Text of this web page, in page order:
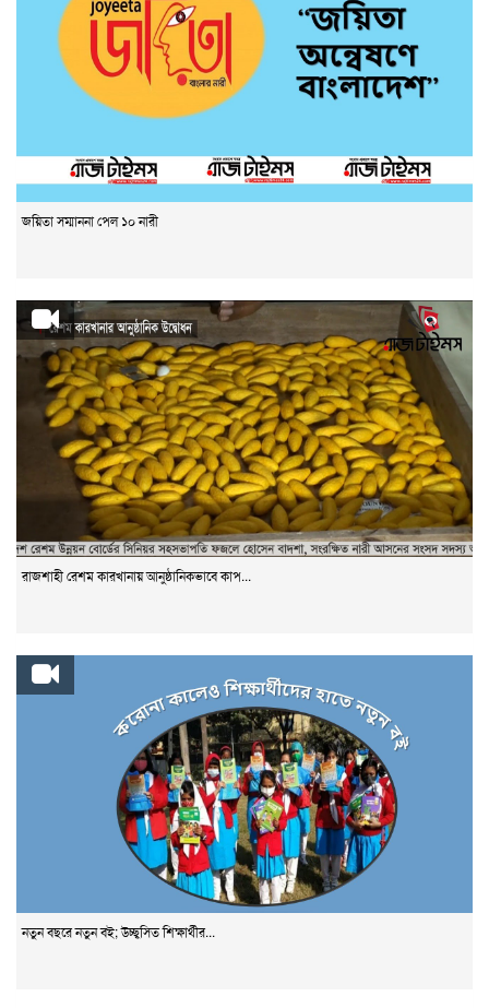
জয়িতা সম্মাননা পেল ১০ নারী
রাজশাহী রেশম কারখানায় আনুষ্ঠানিকভাবে কাপ...
নতুন বছরে নতুন বই; উচ্ছ্বসিত শিক্ষার্থীর...